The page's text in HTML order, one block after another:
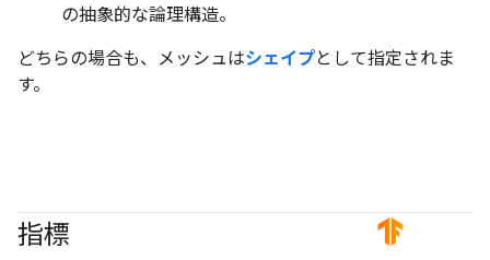
の抽象的な論理構造。
どちらの場合も、メッシュはシェイプとして指定されま
す。
指標 #TensorFlow